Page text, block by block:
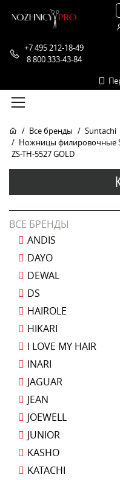
+7 495 212-18-49
8 800 333-43-84
Все бренды
Suntachi
Ножницы филировочные
ZS-TH-5527 GOLD
ВСЕ БРЕНДЫ
ANDIS
DAYO
DEWAL
DS
HAIROLE
HIKARI
I LOVE MY HAIR
INARI
JAGUAR
JEAN
JOEWELL
JUNIOR
KASHO
KATACHI